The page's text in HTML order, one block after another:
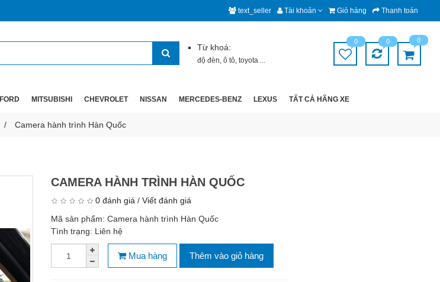
text_seller Tài khoản Giỏ hàng Thanh toán
Từ khoá:
độ đèn,ô tô,toyota ...
0 0 0
FORD MITSUBISHI CHEVROLET NISSAN MERCEDES-BENZ LEXUS TẤT CẢ HÃNG XE
Camera hành trình Hàn Quốc
CAMERA HÀNH TRÌNH HÀN QUỐC
0 đánh giá / Viết đánh giá
Mã sản phẩm: Camera hành trình Hàn Quốc
Tình trạng: Liên hệ
Mua hàng Thêm vào giỏ hàng